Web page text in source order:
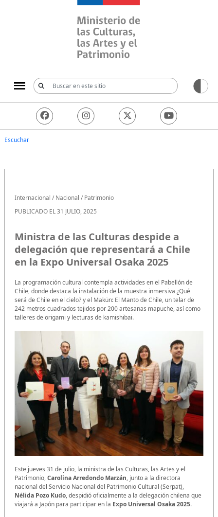
Ministerio de las
Escuchar
Internacional /Nacional /Patrimonio
PUBLICADO EL 31 JULIO, 2025
Ministra de las Culturas despide a
delegación que representará a Chile
en la Expo Universal Osaka 2025
La programación cultural contempla actividades en el Pabellón de
Chile, donde destaca la instalación de la muestra inmersiva ¿Qué
será de Chile en el cielo? y el Makün: El Manto de Chile, un telar de
242 metros cuadrados tejidos por 200 artesanas mapuche, así como
talleres de origami y lecturas de kamishibai.
Este jueves 31 de julio, la ministra de las Culturas, las Artes y el
Patrimonio,Carolina Arredondo Marzán, junto a la directora
nacional del Servicio Nacional del Patrimonio Cultural (Serpat),
Nélida Pozo Kudo, despidió oficialmente a la delegación chilena que
viajará a Japón para participar en la Expo Universal Osaka 2025.